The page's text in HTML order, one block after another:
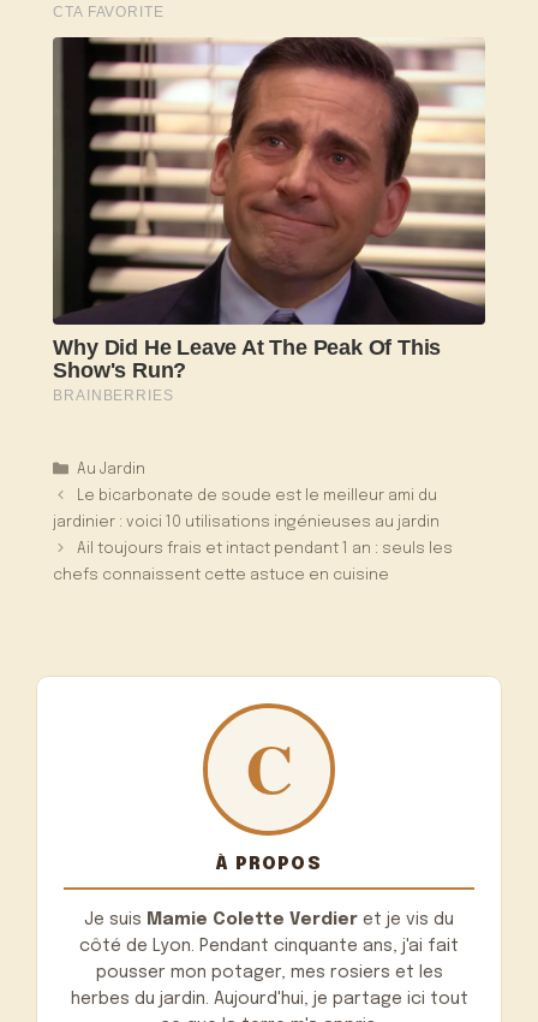
Catégories
Au Jardin
Le bicarbonate de soude est le meilleur ami du
jardinier : voici 10 utilisations ingénieuses au jardin
Ail toujours frais et intact pendant 1 an : seuls les
chefs connaissent cette astuce en cuisine
À PROPOS
Je suis Mamie Colette Verdier et je vis du
côté de Lyon. Pendant cinquante ans, j'ai fait
pousser mon potager, mes rosiers et les
herbes du jardin. Aujourd'hui, je partage ici tout